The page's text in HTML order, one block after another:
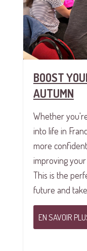
BOOST
AUTUMN
Whether
into life in
more
improving
This is the
future and
EN SAVOIR